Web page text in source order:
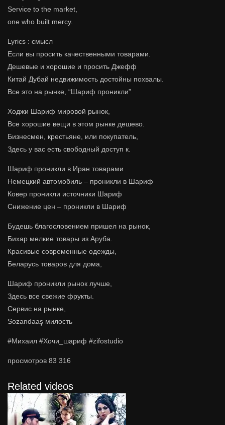
Service to the market,
one who built mercy.
Lyrics : смысл
Если вы просить качественными товарами.
Дешевые и хорошие и просить Джефф
Китай Дубай недвижимость достойны похвалы.
Все это на рынке, “Шариф проникли”
Ходжи Шариф мировой рынок,
Все хорошие вещи в этом рынке дешево.
Бизнесмен, крестьяне, или покупатель,
Здесь у вас есть свободный доступ к.
Шариф проникли в Иран товарами
Немецкий автомобиль – проникли в Шариф
Ковер проникли источники Шариф
Снижение цен – проникли в Шариф
Будешь благословением пришел на рынок,
Бихар мелкие товары из Аруба.
Красивые современные одежды,
Беларусь товаров для дома,
Шариф проникли рынок лучше,
Здесь все свежие фрукты.
Сервис на рынке,
Sozandaaş милость
#Михаил #Хочи_шариф #zifostudio
просмотров 83 316
Related videos